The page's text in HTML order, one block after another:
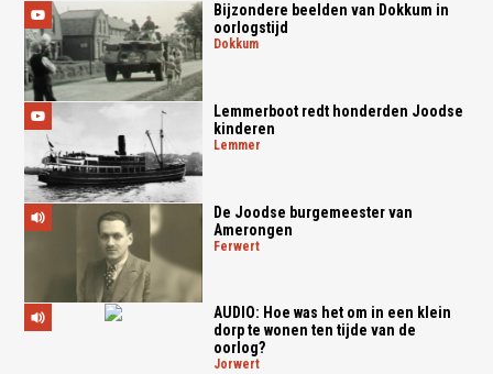
Bijzondere beelden van Dokkum in
oorlogstijd
dokkum
Lemmerboot redt honderden Joodse
kinderen
lemmer
De Joodse burgemeester van
Amerongen
ferwert
AUDIO: Hoe was het om in een klein
dorp te wonen ten tijde van de
oorlog?
jorwert